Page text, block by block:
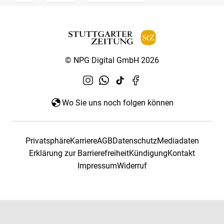
© NPG Digital GmbH 2026
Wo Sie uns noch folgen können
PrivatsphäreKarriereAGBDatenschutzMediadaten
Erklärung zur BarrierefreiheitKündigungKontakt
ImpressumWiderruf